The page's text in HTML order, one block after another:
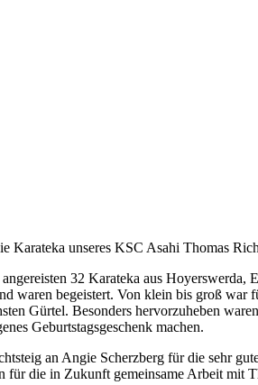
Karateka unseres KSC Asahi Thomas
32 Karateka aus
waren begeistert. Von klein bis groß war
Gürtel. Besonders hervorzuheben
Geburtstagsgeschenk machen.
an Angie Scherzberg für die sehr
für die in Zukunft gemeinsame Arbeit mit